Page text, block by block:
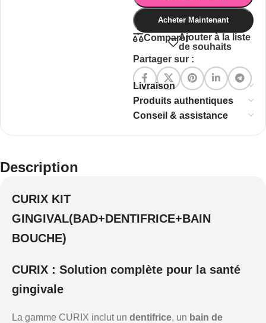
Acheter Maintenant
ComparerAjouter à la liste
de souhaits
Partager sur :
Livraison
Produits authentiques
Conseil & assistance
Description
CURIX KIT
GINGIVAL(BAD+DENTIFRICE+BAIN
BOUCHE)
CURIX : Solution complète pour la santé
gingivale
La gamme CURIX inclut un dentifrice, un bain de